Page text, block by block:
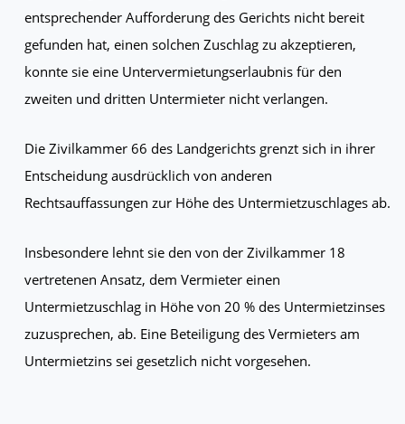
entsprechender Aufforderung des Gerichts nicht bereit
gefunden hat, einen solchen Zuschlag zu akzeptieren,
konnte sie eine Untervermietungserlaubnis für den
zweiten und dritten Untermieter nicht verlangen.
Die Zivilkammer 66 des Landgerichts grenzt sich in ihrer
Entscheidung ausdrücklich von anderen
Rechtsauffassungen zur Höhe des Untermietzuschlages ab.
Insbesondere lehnt sie den von der Zivilkammer 18
vertretenen Ansatz, dem Vermieter einen
Untermietzuschlag in Höhe von 20 % des Untermietzinses
zuzusprechen, ab. Eine Beteiligung des Vermieters am
Untermietzins sei gesetzlich nicht vorgesehen.